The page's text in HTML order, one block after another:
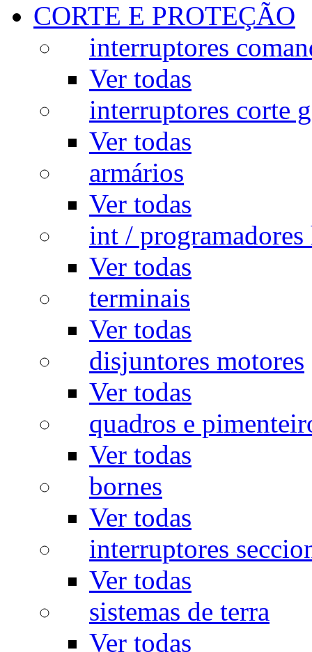
CORTE E PROTEÇÃO
interruptores
Ver todas
interruptores corte
Ver todas
armários
Ver todas
int / programadores
Ver todas
terminais
Ver todas
disjuntores motores
Ver todas
quadros e
Ver todas
bornes
Ver todas
interruptores
Ver todas
sistemas de terra
Ver todas